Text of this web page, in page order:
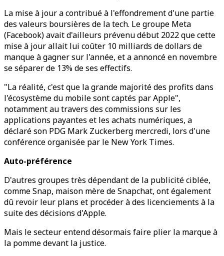
La mise à jour a contribué à l'effondrement d'une partie
des valeurs boursières de la tech. Le groupe Meta
(Facebook) avait d'ailleurs prévenu début 2022 que cette
mise à jour allait lui coûter 10 milliards de dollars de
manque à gagner sur l'année, et a annoncé en novembre
se séparer de 13% de ses effectifs.
"La réalité, c'est que la grande majorité des profits dans
l'écosystème du mobile sont captés par Apple",
notamment au travers des commissions sur les
applications payantes et les achats numériques, a
déclaré son PDG Mark Zuckerberg mercredi, lors d'une
conférence organisée par le New York Times.
Auto-préférence
D'autres groupes très dépendant de la publicité ciblée,
comme Snap, maison mère de Snapchat, ont également
dû revoir leur plans et procéder à des licenciements à la
suite des décisions d'Apple.
Mais le secteur entend désormais faire plier la marque à
la pomme devant la justice.